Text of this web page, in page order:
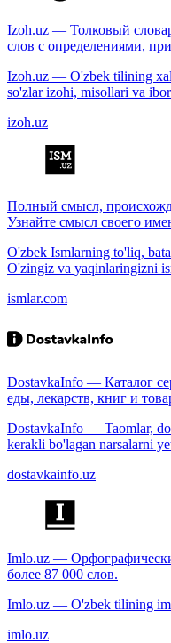
Izoh.uz — Толковый
слов с определениями,
Izoh.uz — O'zbek tilining
so'zlar izohi, misollari va
izoh.uz
Полный смысл,
Узнайте смысл своего
O'zbek Ismlarning to'liq,
O'zingiz va yaqinlaringizni
ismlar.com
DostavkaInfo — Каталог
еды, лекарств, книг и
DostavkaInfo — Taomlar,
kerakli bo'lagan narsalarni
dostavkainfo.uz
Imlo.uz —
более 87 000 слов.
Imlo.uz — O'zbek tilining
imlo.uz